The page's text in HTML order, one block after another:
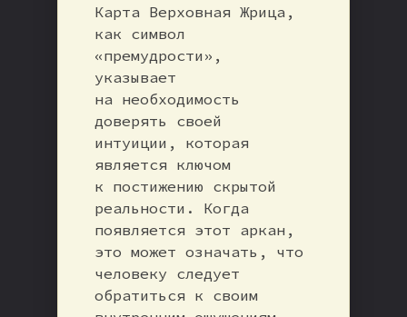
Карта Верховная Жрица,
как символ
«премудрости»,
указывает
на необходимость
доверять своей
интуиции, которая
является ключом
к постижению скрытой
реальности. Когда
появляется этот аркан,
это может означать, что
человеку следует
обратиться к своим